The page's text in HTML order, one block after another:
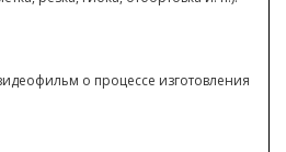
о процессе изготовления